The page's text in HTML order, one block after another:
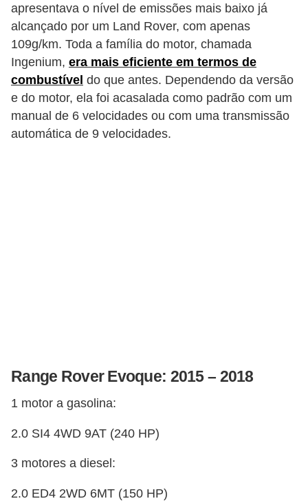
apresentava o nível de emissões mais baixo já
alcançado por um Land Rover, com apenas
109g/km. Toda a família do motor, chamada
Ingenium, era mais eficiente em termos de
combustível do que antes. Dependendo da versão
e do motor, ela foi acasalada como padrão com um
manual de 6 velocidades ou com uma transmissão
automática de 9 velocidades.
Range Rover Evoque: 2015 – 2018
1 motor a gasolina:
2.0 SI4 4WD 9AT (240 HP)
3 motores a diesel:
2.0 ED4 2WD 6MT (150 HP)